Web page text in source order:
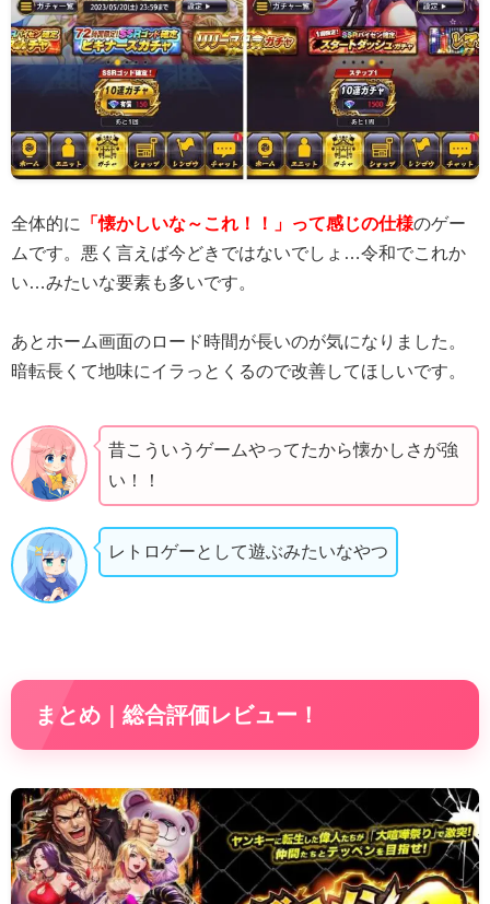
全体的に 「懐かしいな～これ！！」って感じの仕様のゲー
ムです。悪く言えば今どきではないでしょ…令和でこれか
い…みたいな要素も多いです。
あとホーム画面のロード時間が長いのが気になりました。
暗転長くて地味にイラっとくるので改善してほしいです。
昔こういうゲームやってたから懐かしさが強
い！！
レトロゲーとして遊ぶみたいなやつ
まとめ｜総合評価レビュー！